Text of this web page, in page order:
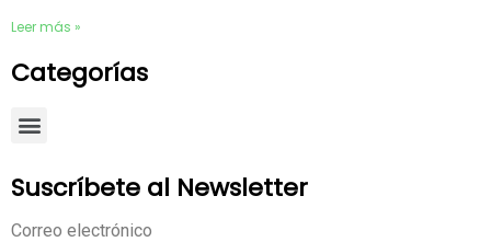
Leer más »
Categorías
Suscríbete al Newsletter
Correo electrónico